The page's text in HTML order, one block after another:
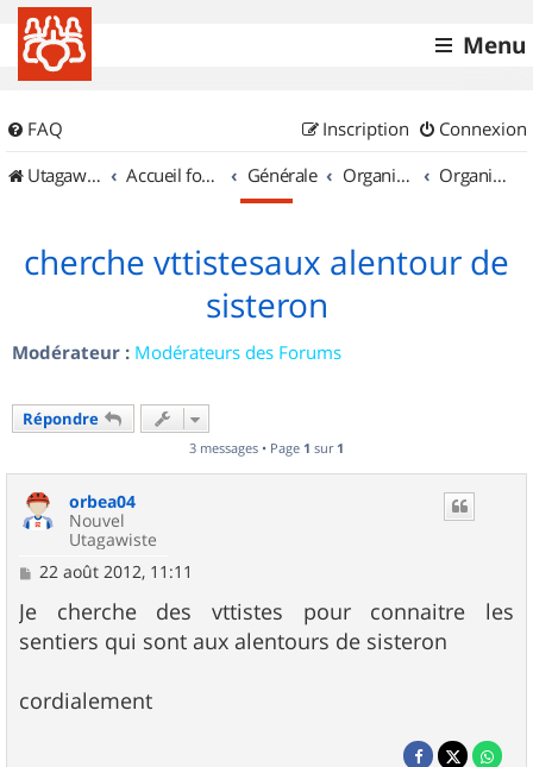
Menu
FAQ Connexion
Inscription
UtagawaVTT (Randos VTT et VTTAE avec traces GPS)
Accueil forum Générale Organisation de sorties & Recherche de partenaires Organisation de sorties en région Provence Alpes Côte d'Azur
cherche vttistesaux alentour de
sisteron
Modérateur : Modérateurs des Forums
Répondre
3 messages • Page 1 sur 1
orbea04
Nouvel
Utagawiste
M
s
s
a
22 août 2012, 11:11
Je cherche des vttistes pour connaitre les
sentiers qui sont aux alentours de sisteron
cordialement